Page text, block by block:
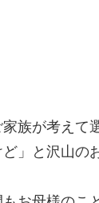
族が考えて
」と沢山の